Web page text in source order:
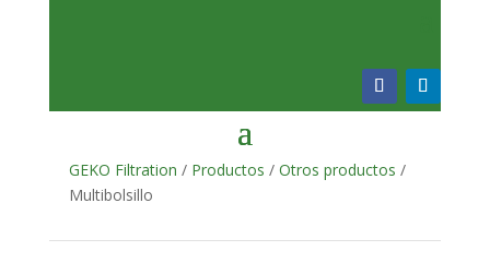
GEKO Filtration / Productos / Otros productos /
Multibolsillo